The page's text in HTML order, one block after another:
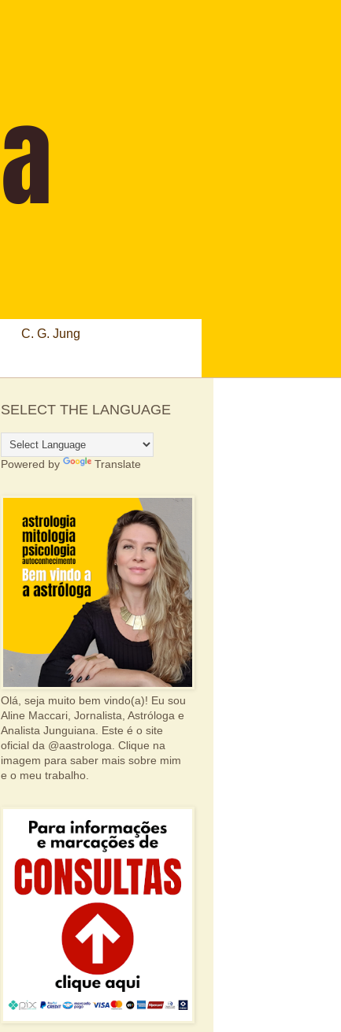
C. G. Jung
SELECT THE LANGUAGE
Powered by Translate
Olá, seja muito bem vindo(a)! Eu sou
Aline Maccari, Jornalista, Astróloga e
Analista Junguiana. Este é o site
oficial da @aastrologa. Clique na
imagem para saber mais sobre mim
e o meu trabalho.